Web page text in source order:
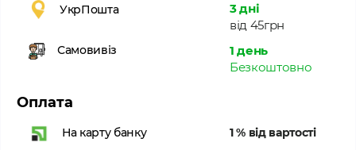
УкрПошта
3 дні
від 45грн
Самовивіз
1 день
Безкоштовно
Оплата
На карту банку
1 % від вартості